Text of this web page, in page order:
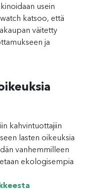
usein
katsoo, että
väitetty
ja
kahvintuottajiin
lasten oikeuksia
vanhemmilleen
ekologisempia